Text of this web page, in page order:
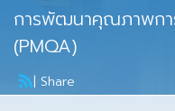
การพัฒนาคุณภาพกา
(PMQA)
| Share